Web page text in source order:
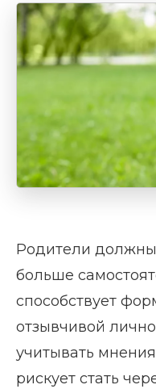
Родители должны
больше
способствует
отзывчивой
учитывать
рискует стать